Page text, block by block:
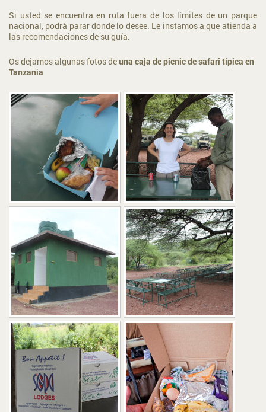
Si usted se encuentra en ruta fuera de los límites de un parque
nacional, podrá parar donde lo desee. Le instamos a que atienda a
las recomendaciones de su guía.
Os dejamos algunas fotos deuna caja de picnic de safari típica en
Tanzania